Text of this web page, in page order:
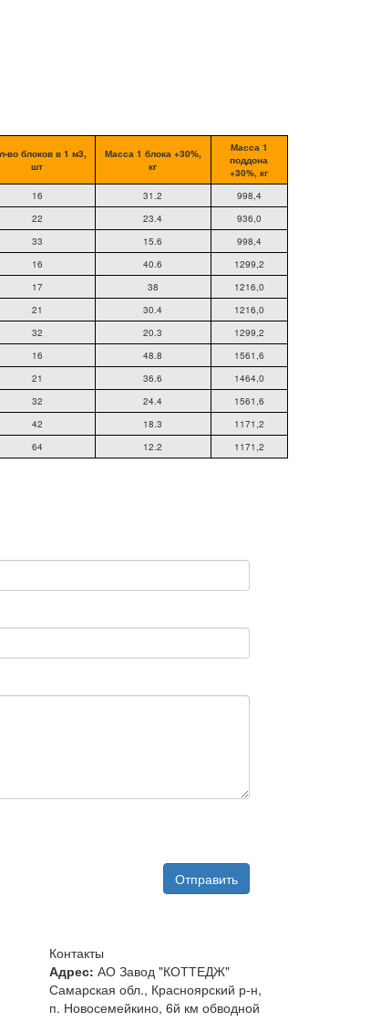
во блоков в 1 м3,
шт
Масса 1 блока +30%,
кг
Масса 1
поддона
+30%, кг
16 31.2
998,4
22 23.4
936,0
33 15.6 998,4
16 40.6
1299,2
17 38
1216,0
21 30.4
1216,0
32 20.3 1299,2
16 48.8
1561,6
21 36.6
1464,0
32 24.4 1561,6
42 18.3
1171,2
64 12.2 1171,2
Отправить
Контакты
Адрес: АО Завод "КОТТЕДЖ"
Самарская обл., Красноярский р-н,
п. Новосемейкино, 6й км обводной